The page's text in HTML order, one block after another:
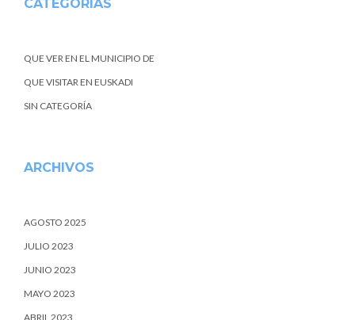
CATEGORIAS
QUE VER EN EL MUNICIPIO DE
QUE VISITAR EN EUSKADI
SIN CATEGORÍA
ARCHIVOS
AGOSTO 2025
JULIO 2023
JUNIO 2023
MAYO 2023
ABRIL 2023